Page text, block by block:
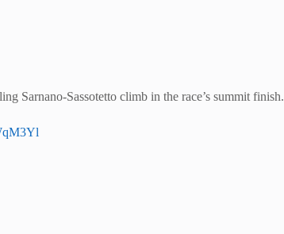
Sarnano-Sassotetto climb in the race’s summit finish.